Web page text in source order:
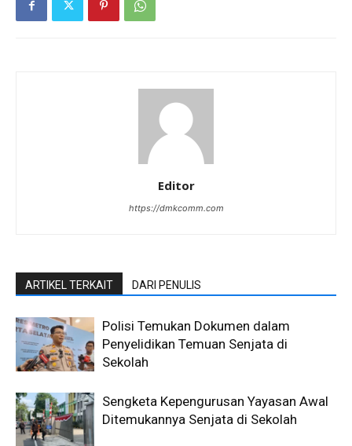
Editor
https://dmkcomm.com
ARTIKEL TERKAIT DARI PENULIS
Polisi Temukan Dokumen dalam
Penyelidikan Temuan Senjata di
Sekolah
Sengketa Kepengurusan Yayasan Awal
Ditemukannya Senjata di Sekolah